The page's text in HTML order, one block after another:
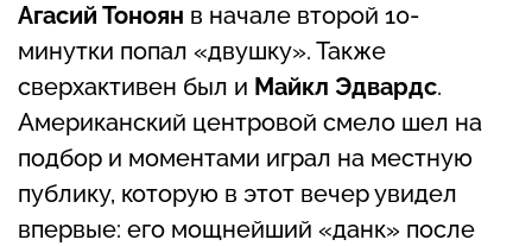
Агасий Тоноян в начале второй 10-
минутки попал «двушку». Также
сверхактивен был и Майкл Эдвардс.
Американский центровой смело шел на
подбор и моментами играл на местную
публику, которую в этот вечер увидел
впервые: его мощнейший «данк» после